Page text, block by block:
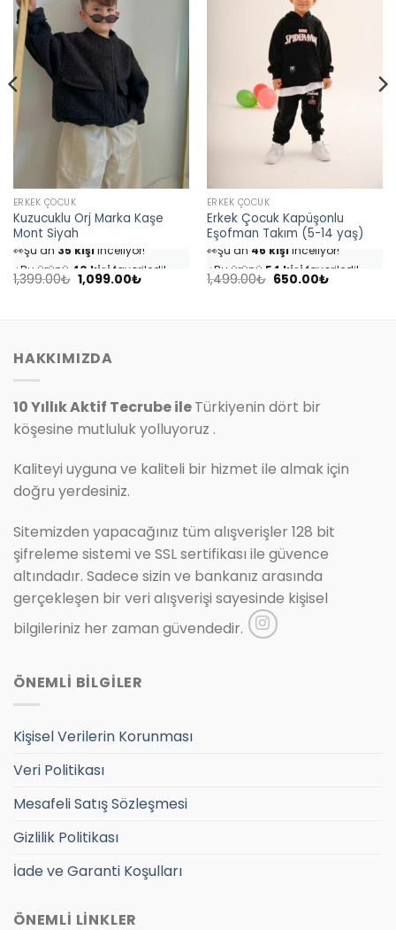
ERKEK ÇOCUK
Kuzucuklu Orj Marka Kaşe
Mont Siyah
👀Şu an35 kişi
Bu ürünü 40 kişifavoriledi!
🛒18 kişisepetine ekledi!
1,399.00₺ Orijinal
fiyat:
1,099.00₺Şu
ERKEK ÇOCUK
Erkek Çocuk Kapüşonlu
Eşofman Takım (5-14 yaş)
👀Şu an46 kişiinceliyor!
Bu ürünü54 kişifavoriledi!
🛒25 kişisepetine ekledi!
1,499.00₺ Orijinal
650.00₺Şu
HAKKIMIZDA
10 Yıllık Aktif Tecrube ileTürkiyenin dört bir
köşesine mutluluk yolluyoruz .
Kaliteyi uyguna ve kaliteli bir hizmet ile almak için
doğru yerdesiniz.
Sitemizden yapacağınız tüm alışverişler 128 bit
şifreleme sistemi ve SSL sertifikası ile güvence
altındadır. Sadece sizin ve bankanız arasında
gerçekleşen bir veri alışverişi sayesinde kişisel
bilgileriniz her zaman güvendedir.
ÖNEMLİ BİLGİLER
Kişisel Verilerin Korunması
Veri Politikası
Mesafeli Satış Sözleşmesi
Gizlilik Politikası
İade ve Garanti Koşulları
ÖNEMLİ LİNKLER